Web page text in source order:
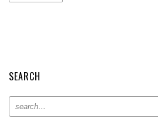
SEARCH